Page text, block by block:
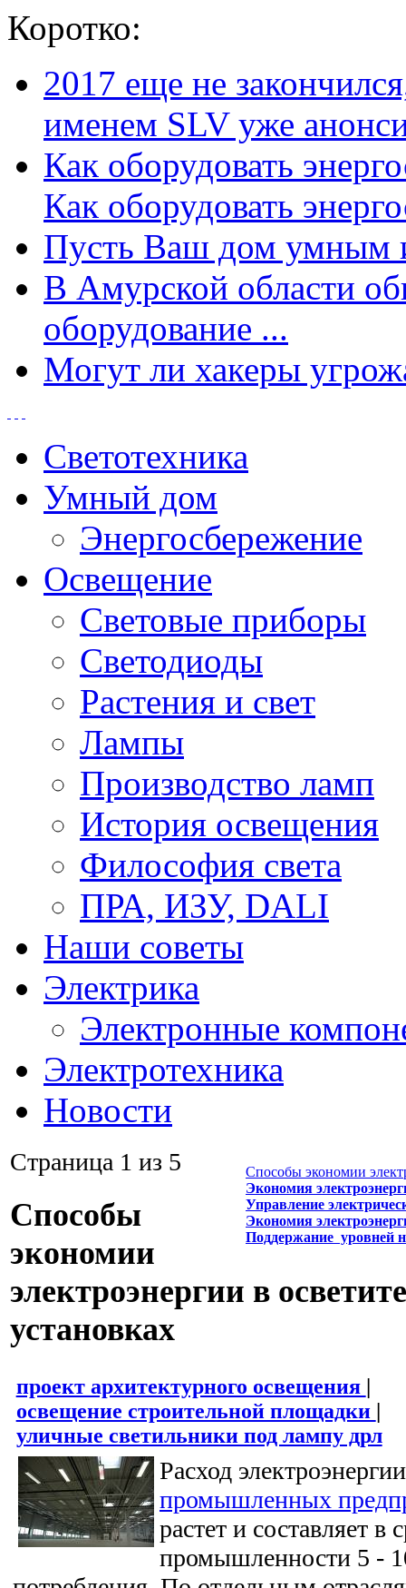
Коротко:
2017 еще не
именем SLV уже
Как оборудовать
Как оборудовать
Пусть Ваш дом умным
В Амурской области
оборудование ...
Могут ли хакеры
Светотехника
Умный дом
Энергосбережение
Освещение
Световые приборы
Светодиоды
Растения и свет
Лампы
Производство ламп
История освещения
Философия света
ПРА, ИЗУ, DALI
Наши советы
Электрика
Электронные
Электротехника
Новости
Способы экономии
Экономия
Управление
Экономия
Поддержание уровней
Страница 1 из 5
Способы
экономии
электроэнергии в
установках
проект архитектурного освещения |
освещение строительной площадки |
уличные светильники под лампу дрл
Расход
промышленных
растет и составляет в
промышленности 5 -